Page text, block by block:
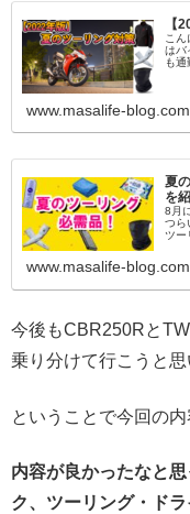
【
こ
はバ
も
www.masalife-blog.com
夏
を
8月
つら
ツー
www.masalife-blog.com
今後もCBR250Rと
乗り分けて行こうと思
ということで今回の
内容が良かったなと
ク、ツーリング・ド